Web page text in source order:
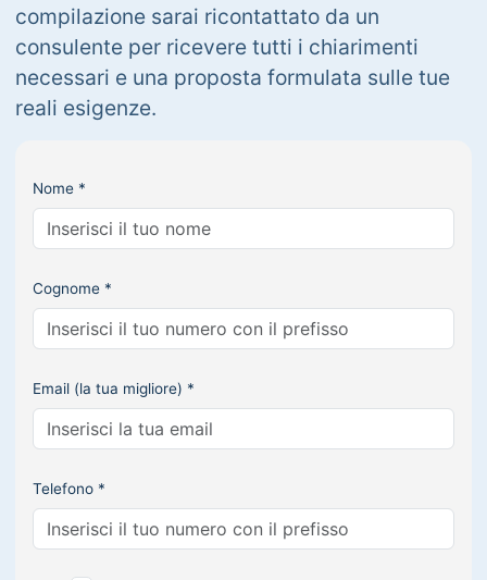
compilazione sarai ricontattato da un
consulente per ricevere tutti i chiarimenti
necessari e una proposta formulata sulle tue
reali esigenze.
Nome *
Cognome *
Email (la tua migliore) *
Telefono *